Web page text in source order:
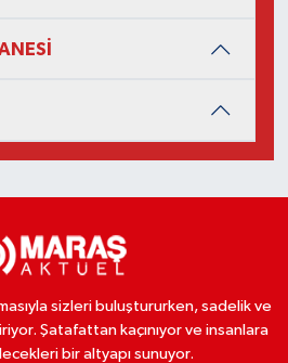
sizleri buluştururken, sadelik ve
Şatafattan kaçınıyor ve insanlara
bir altyapı sunuyor.